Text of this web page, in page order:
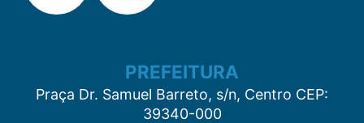
PREFEITURA
Praça Dr. Samuel Barreto, s/n, Centro CEP:
39340-000